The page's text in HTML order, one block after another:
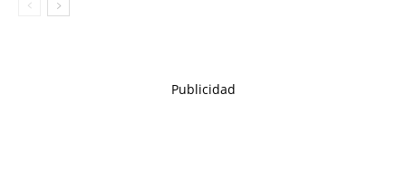
Publicidad